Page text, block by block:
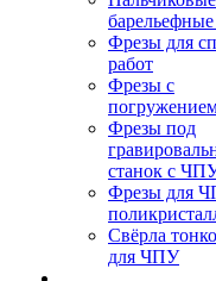
Фрезы для
работ
Фрезы с
Фрезы под
станок с
Фрезы для
Свёрла
для ЧПУ